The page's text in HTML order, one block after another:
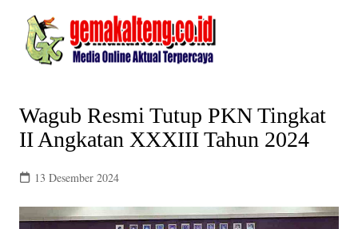
content
Wagub Resmi Tutup PKN Tingkat
II Angkatan XXXIII Tahun 2024
13 Desember 2024